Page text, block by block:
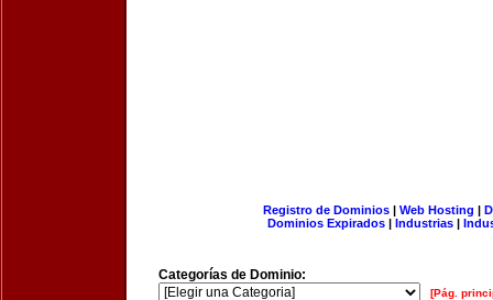
Registro de Dominios| Web Hosting |
Dominios Expirados | Industrias |
Categorías de Dominio:
[Pág.